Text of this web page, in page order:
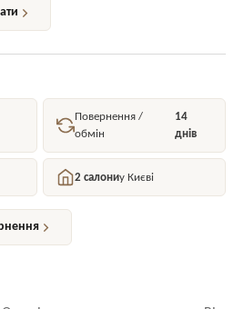
Повернення /
обмін
14
днів
2 салониу Києві